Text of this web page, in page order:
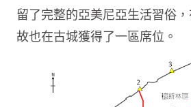
留了完整的亞美尼亞生活習俗
故也在古城獲得了一區席位。